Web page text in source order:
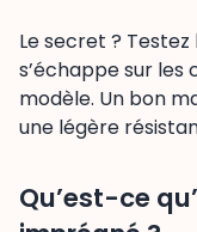
Le secret ? Testez
s’échappe sur les
modèle. Un bon
une légère
Qu’est-ce